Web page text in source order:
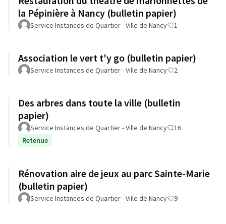
la Pépinière à Nancy (bulletin papier)
Service Instances de Quartier - Ville de Nancy 1
Association le vert t'y go (bulletin papier)
Service Instances de Quartier - Ville de Nancy 2
Des arbres dans toute la ville (bulletin
papier)
Service Instances de Quartier - Ville de Nancy
16
Retenue
Rénovation aire de jeux au parc Sainte-Marie
(bulletin papier)
Service Instances de Quartier - Ville de Nancy 9